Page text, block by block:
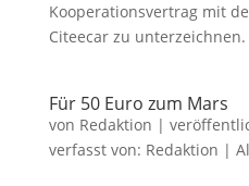
Kooperationsvertrag mit
Citeecar zu
Für 50 Euro zum Mars
von Redaktion |
verfasst von: Redaktion |